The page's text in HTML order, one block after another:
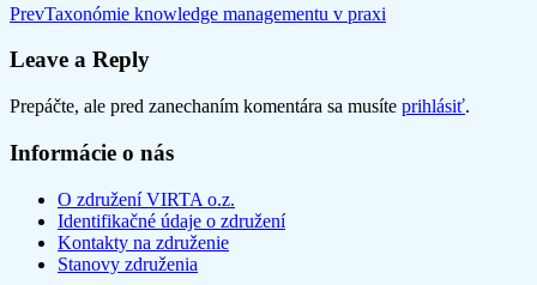
Post
navigation
PrevTaxonómie knowledge managementu v praxi
Leave a Reply
Prepáčte, ale pred zanechaním komentára sa musíte prihlásiť.
Informácie o nás
O združení VIRTA o.z.
Identifikačné údaje o združení
Kontakty na združenie
Stanovy združenia